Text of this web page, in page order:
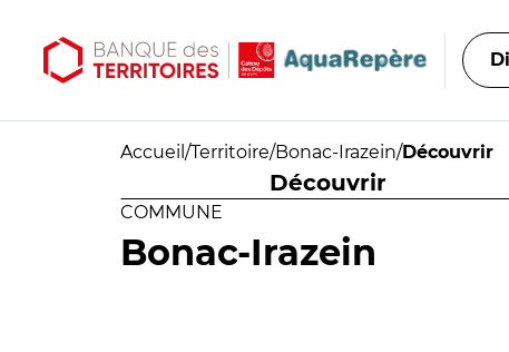
Accueil /Territoire/Bonac-Irazein/Découvrir
Découvrir
COMMUNE
Bonac-Irazein